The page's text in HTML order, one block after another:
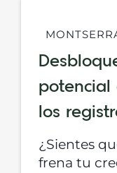
potencial
los
¿Sientes
frena tu